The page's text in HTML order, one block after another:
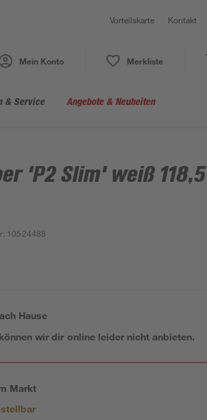
Vorteilskarte Kontakt
Mein Konto Merkliste
& Service Angebote & Neuheiten
'P2 Slim' weiß 118,5
: 10524488
Hause
wir dir online leider nicht anbieten.
Markt